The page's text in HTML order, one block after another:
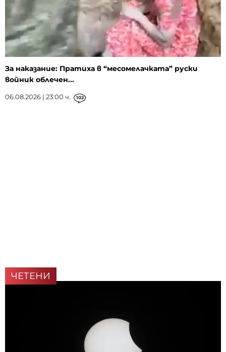
За наказание: Пратиха в “месомелачката” руски
войник облечен...
06.08.2026 | 23:00 ч. 102
ЧЕТЕНИ